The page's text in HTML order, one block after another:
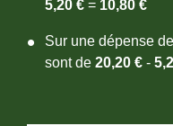
5,20 € = 10,80 €
Sur une dépense de
sont de 20,20 € -